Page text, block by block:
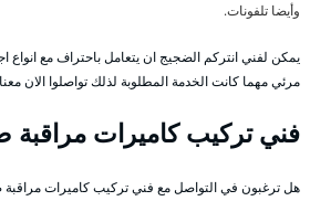
وأيضا تلفونات.
يمكن لفني انتركم الضجيج ان يتعامل باحتراف مع
مرئي مهما كانت الخدمة المطلوبة لذلك تواصلوا الان
فني تركيب كاميرات مراقبة
هل ترغبون في التواصل مع فني تركيب كاميرات مراقبة